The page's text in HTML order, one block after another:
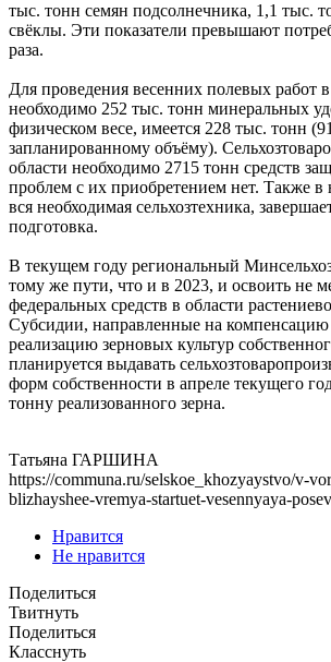
тыс. тонн семян подсолнечника, 1,1 тыс.
свёклы. Эти показатели превышают
раза.
Для проведения весенних полевых работ
необходимо 252 тыс. тонн минеральных
физическом весе, имеется 228 тыс. тонн
запланированному объёму).
области необходимо 2715 тонн средств
проблем с их приобретением нет. Также в
вся необходимая сельхозтехника,
подготовка.
В текущем году региональный
тому же пути, что и в 2023, и освоить не
федеральных средств в области
Субсидии, направленные на компенсацию
реализацию зерновых культур
планируется выдавать
форм собственности в апреле текущего
тонну реализованного зерна.
Татьяна ГАРШИНА
https://communa.ru/selskoe_khozyaystvo/v-
blizhayshee-vremya-startuet-vesennyaya-
Нравится
Не нравится
Поделиться
Твитнуть
Поделиться
Класснуть